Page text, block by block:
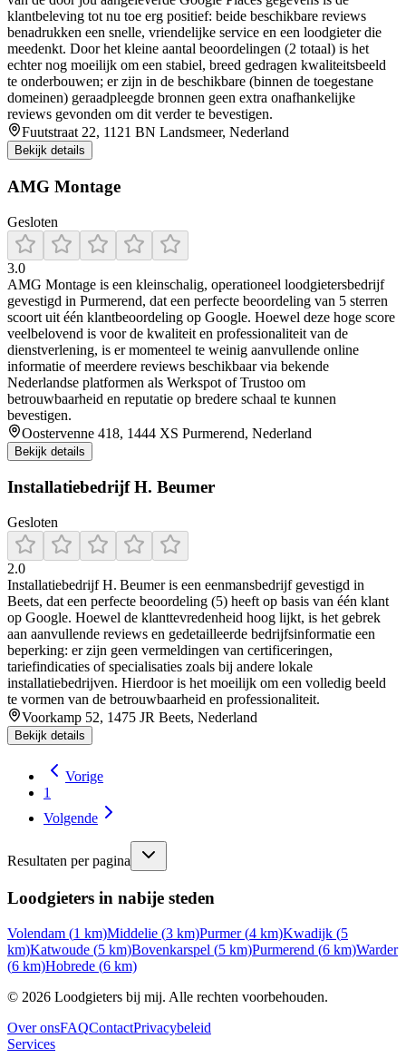
klantbeleving tot nu toe erg positief: beide beschikbare reviews
benadrukken een snelle, vriendelijke service en een loodgieter die
meedenkt. Door het kleine aantal beoordelingen (2 totaal) is het
echter nog moeilijk om een stabiel, breed gedragen kwaliteitsbeeld
te onderbouwen; er zijn in de beschikbare (binnen de toegestane
domeinen) geraadpleegde bronnen geen extra onafhankelijke
reviews gevonden om dit verder te bevestigen.
Fuutstraat 22, 1121 BN Landsmeer, Nederland
Bekijk details
AMG Montage
Gesloten
3.0
AMG Montage is een kleinschalig, operationeel loodgietersbedrijf
gevestigd in Purmerend, dat een perfecte beoordeling van 5 sterren
scoort uit één klantbeoordeling op Google. Hoewel deze hoge score
veelbelovend is voor de kwaliteit en professionaliteit van de
dienstverlening, is er momenteel te weinig aanvullende online
informatie of meerdere reviews beschikbaar via bekende
Nederlandse platformen als Werkspot of Trustoo om
betrouwbaarheid en reputatie op bredere schaal te kunnen
bevestigen.
Oostervenne 418, 1444 XS Purmerend, Nederland
Bekijk details
Installatiebedrijf H. Beumer
Gesloten
2.0
Installatiebedrijf H. Beumer is een eenmansbedrijf gevestigd in
Beets, dat een perfecte beoordeling (5) heeft op basis van één klant
op Google. Hoewel de klanttevredenheid hoog lijkt, is het gebrek
aan aanvullende reviews en gedetailleerde bedrijfsinformatie een
beperking: er zijn geen vermeldingen van certificeringen,
tariefindicaties of specialisaties zoals bij andere lokale
installatiebedrijven. Hierdoor is het moeilijk om een volledig beeld
te vormen van de betrouwbaarheid en professionaliteit.
Voorkamp 52, 1475 JR Beets, Nederland
Bekijk details
Vorige
1
Volgende
Resultaten per pagina
Loodgieters in nabije steden
Volendam (1 km)Middelie (3 km)Purmer(4 km)Kwadijk (5
km)Katwoude (5 km)Bovenkarspel (5 km)Purmerend (6 km)Warder
(6 km)Hobrede (6 km)
© 2026 Loodgieters bij mij. Alle rechten voorbehouden.
Over onsFAQContactPrivacybeleid
Services